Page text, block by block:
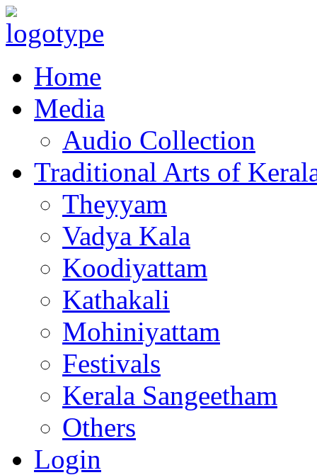
Home
Media
Audio Collection
Traditional Arts of
Theyyam
Vadya Kala
Koodiyattam
Kathakali
Mohiniyattam
Festivals
Kerala Sangeetham
Others
Login